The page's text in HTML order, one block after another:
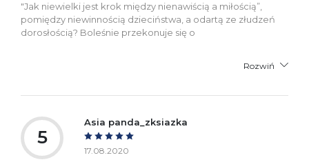
"Jak niewielki jest krok między nienawiścią a miłością”,
pomiędzy niewinnością dzieciństwa, a odartą ze złudzeń
dorosłością? Boleśnie przekonuje się o
Rozwiń
5
Asia panda_zksiazka
17.08.2020